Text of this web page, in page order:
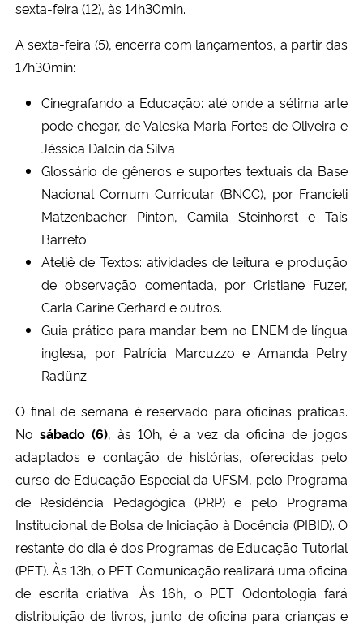
sexta-feira (12), às 14h30min.
A sexta-feira (5), encerra com lançamentos, a partir das
17h30min:
Cinegrafando a Educação: até onde a sétima arte
pode chegar, de Valeska Maria Fortes de Oliveira e
Jéssica Dalcin da Silva
Glossário de gêneros e suportes textuais da Base
Nacional Comum Curricular (BNCC), por Francieli
Matzenbacher Pinton, Camila Steinhorst e Taís
Barreto
Ateliê de Textos: atividades de leitura e produção
de observação comentada, por Cristiane Fuzer,
Carla Carine Gerhard e outros.
Guia prático para mandar bem no ENEM de língua
inglesa, por Patrícia Marcuzzo e Amanda Petry
Radünz.
O final de semana é reservado para oficinas práticas.
No sábado (6), às 10h, é a vez da oficina de jogos
adaptados e contação de histórias, oferecidas pelo
curso de Educação Especial da UFSM, pelo Programa
de Residência Pedagógica (PRP) e pelo Programa
Institucional de Bolsa de Iniciação à Docência (PIBID). O
restante do dia é dos Programas de Educação Tutorial
(PET). Às 13h, o PET Comunicação realizará uma oficina
de escrita criativa. Às 16h, o PET Odontologia fará
distribuição de livros, junto de oficina para crianças e